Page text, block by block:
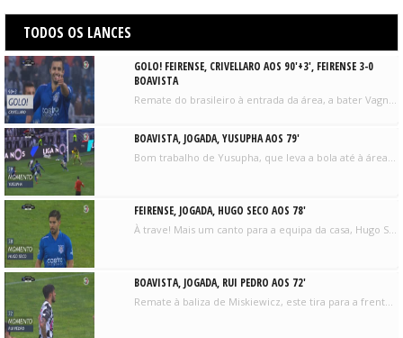
TODOS OS LANCES
GOLO! FEIRENSE, CRIVELLARO AOS 90'+3', FEIRENSE 3-0
BOAVISTA
Remate do brasileiro à entrada da área, a bater Vagner. Já tinha tentado antes, Crivellaro marca quase ao cair do pano.
BOAVISTA, JOGADA, YUSUPHA AOS 79'
Bom trabalho de Yusupha, que leva a bola até à área e tenta o remate, valeu o corte da defesa anfitriã.
FEIRENSE, JOGADA, HUGO SECO AOS 78'
À trave! Mais um canto para a equipa da casa, Hugo Seco enche o pé e acerta com estrondo na barra.
BOAVISTA, JOGADA, RUI PEDRO AOS 72'
Remate à baliza de Miskiewicz, este tira para a frente. Na recarga, Rui Pedro atira por cima.